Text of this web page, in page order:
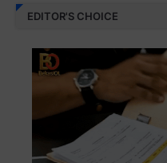
EDITOR'S CHOICE